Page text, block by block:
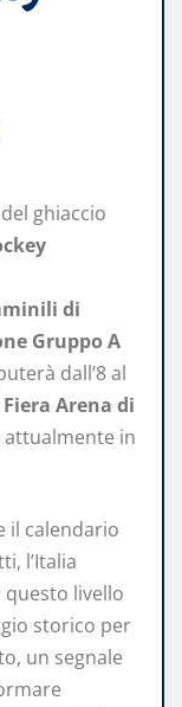
ghiaccio
di
Gruppo A
dall’8 al
Arena di
attualmente in
il calendario
l’Italia
livello
storico per
un segnale